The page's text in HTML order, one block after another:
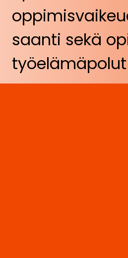
saanti sekä
työelämäpolut